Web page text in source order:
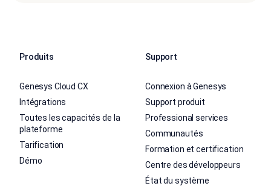
Produits
Genesys Cloud CX
Intégrations
Toutes les capacités de la
plateforme
Tarification
Démo
Support
Connexion à Genesys
Support produit
Professional services
Communautés
Formation et certification
Centre des développeurs
État du système